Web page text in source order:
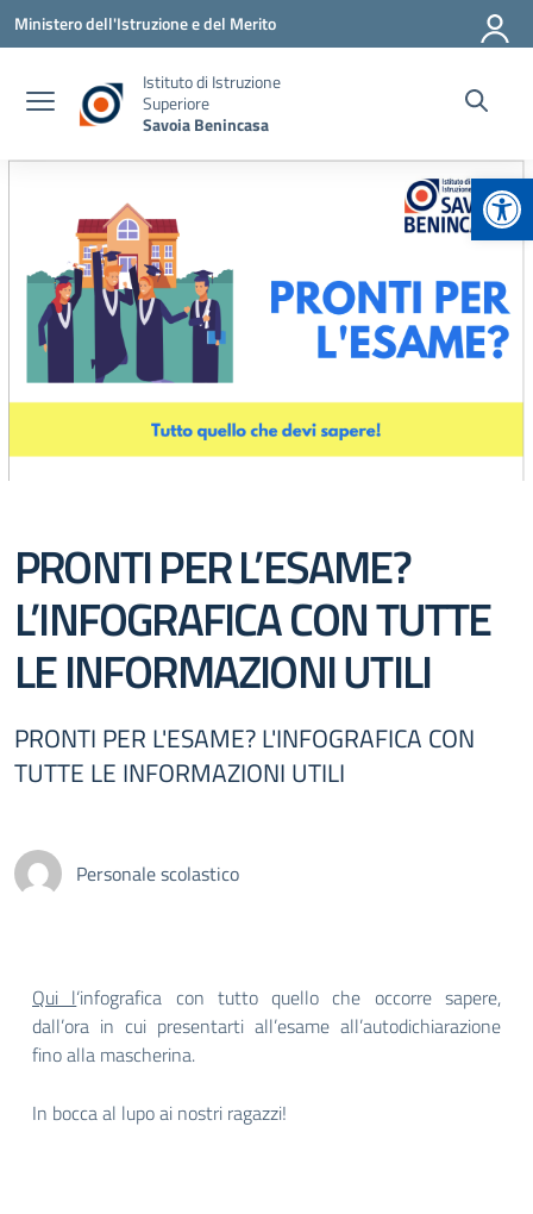
Vai ai contenuti
Vai al menu di navigazione
Vai al footer
Ministero dell'Istruzione e del Merito
Istituto di Istruzione
Superiore
Savoia Benincasa
PRONTI PER L’ESAME?
L’INFOGRAFICA CON TUTTE
LE INFORMAZIONI UTILI
PRONTI PER L'ESAME? L'INFOGRAFICA CON
TUTTE LE INFORMAZIONI UTILI
Personale scolastico
Qui l‘infografica con tutto quello che occorre sapere,
dall’ora in cui presentarti all’esame all’autodichiarazione
fino alla mascherina.
In bocca al lupo ai nostri ragazzi!